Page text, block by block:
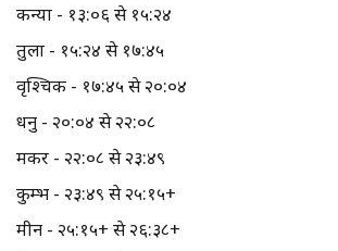
कन्या - १३:०६ से १५:२४
तुला - १५:२४ से १७:४५
वृश्चिक - १७:४५ से २०:०४
धनु - २०:०४ से २२:०८
मकर - २२:०८ से २३:४९
कुम्भ - २३:४९ से २५:१५+
मीन - २५:१५+ से २६:३८+